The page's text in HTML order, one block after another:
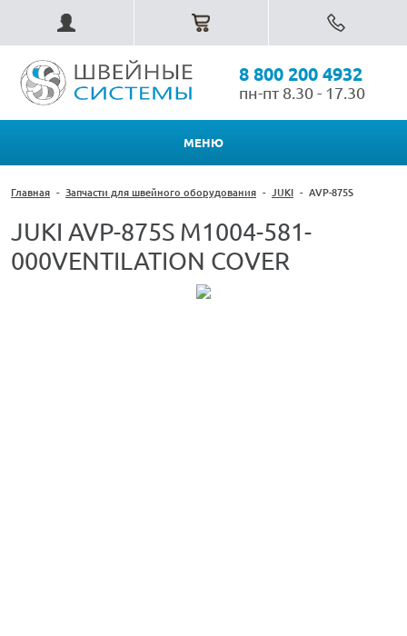
8 800 200 4932
пн-пт 8.30 - 17.30
МЕНЮ
Главная - Запчасти для швейного оборудования - JUKI - AVP-875S
JUKI AVP-875S M1004-581-
000VENTILATION COVER